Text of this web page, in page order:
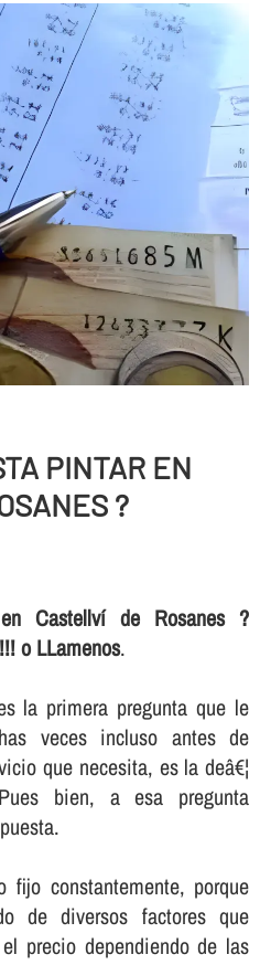
PINTAR EN
?
Castellví de Rosanes ?
o LLamenos.
la primera pregunta que le
veces incluso antes de
que necesita, es la deâ€¦
bien, a esa pregunta
fijo constantemente, porque
de diversos factores que
precio dependiendo de las